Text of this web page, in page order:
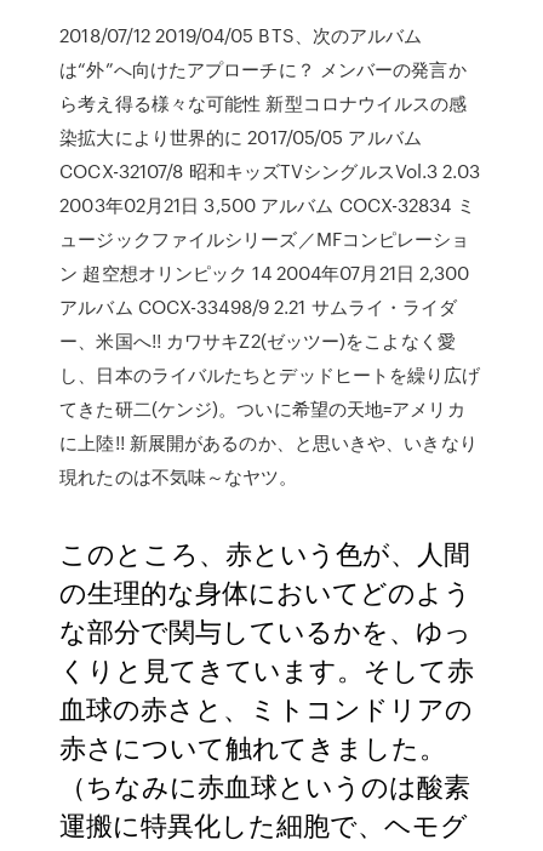
2018/07/12 2019/04/05 BTS、次のアルバム
は“外”へ向けたアプローチに？ メンバーの発言か
ら考え得る様々な可能性 新型コロナウイルスの感
染拡大により世界的に 2017/05/05 アルバム
COCX-32107/8 昭和キッズTVシングルスVol.3 2.03
2003年02月21日 3,500 アルバム COCX-32834 ミ
ュージックファイルシリーズ／MFコンピレーショ
ン 超空想オリンピック 14 2004年07月21日 2,300
アルバム COCX-33498/9 2.21 サムライ・ライダ
ー、米国へ!! カワサキZ2(ゼッツー)をこよなく愛
し、日本のライバルたちとデッドヒートを繰り広げ
てきた研二(ケンジ)。ついに希望の天地=アメリカ
に上陸!! 新展開があるのか、と思いきや、いきなり
現れたのは不気味～なヤツ。
このところ、赤という色が、人間
の生理的な身体においてどのよう
な部分で関与しているかを、ゆっ
くりと見てきています。そして赤
血球の赤さと、ミトコンドリアの
赤さについて触れてきました。
（ちなみに赤血球というのは酸素
運搬に特異化した細胞で、ヘモグ